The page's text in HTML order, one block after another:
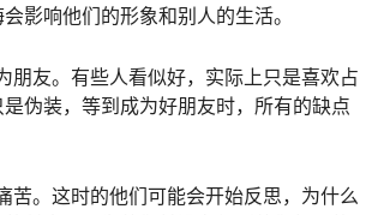
影响他们的形象和别人的生活。
朋友。有些人看似好，实际上只是喜欢占
伪装，等到成为好朋友时，所有的缺点
苦。这时的他们可能会开始反思，为什么